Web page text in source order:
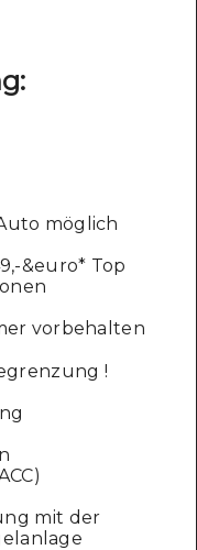
möglich
&euro* Top
vorbehalten
!
mit der